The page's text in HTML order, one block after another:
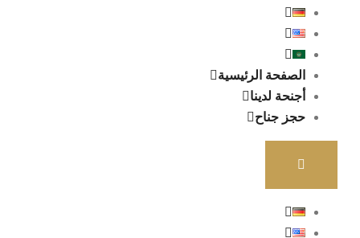
الصفحة الرئيسية
أجنحة لدينا
حجز جناح